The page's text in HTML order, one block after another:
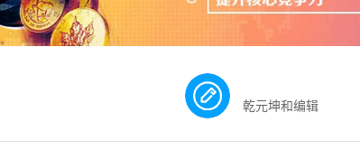
乾元坤和编辑